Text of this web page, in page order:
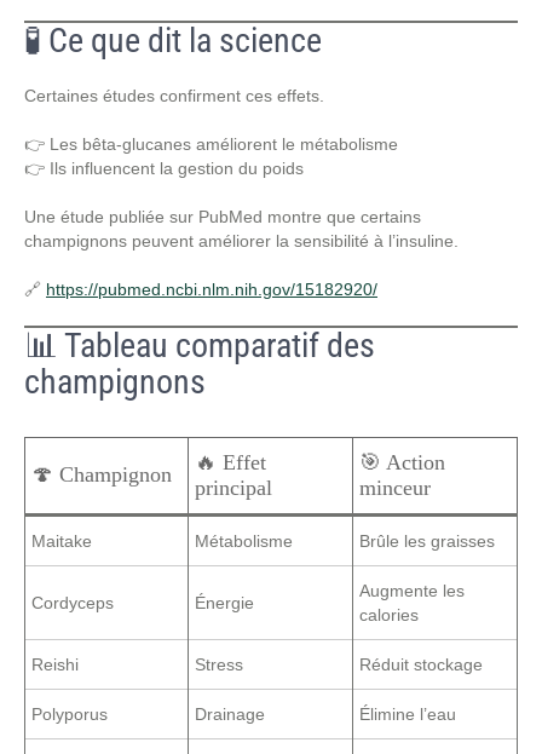
🧪 Ce que dit la science
Certaines études confirment ces effets.
👉 Les bêta-glucanes améliorent le métabolisme
👉 Ils influencent la gestion du poids
Une étude publiée sur PubMed montre que certains
champignons peuvent améliorer la sensibilité à l’insuline.
🔗 https://pubmed.ncbi.nlm.nih.gov/15182920/
📊 Tableau comparatif des
champignons
🍄 Champignon
🔥 Effet
principal
🎯 Action
minceur
Maitake Métabolisme Brûle les graisses
Cordyceps Énergie
Augmente les
calories
Reishi Stress Réduit stockage
Polyporus Drainage Élimine l’eau